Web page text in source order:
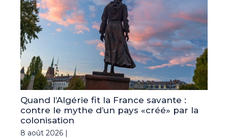
Quand l’Algérie fit la France savante :
contre le mythe d’un pays «créé» par la
colonisation
8 août 2026 |